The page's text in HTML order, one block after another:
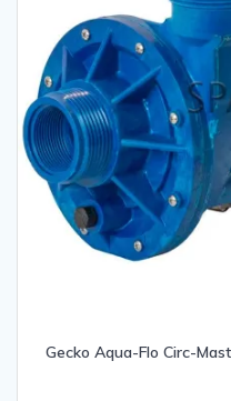
Gecko Aqua-Flo Circ-